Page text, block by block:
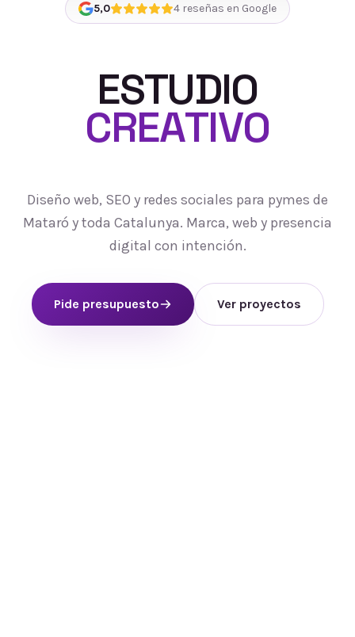
5,0 4reseñas en Google
ESTUDIO
CREATIVO
Diseño web, SEO y redes sociales para pymes de
Mataró y toda Catalunya. Marca, web y presencia
digital con intención.
Pide presupuesto Ver proyectos